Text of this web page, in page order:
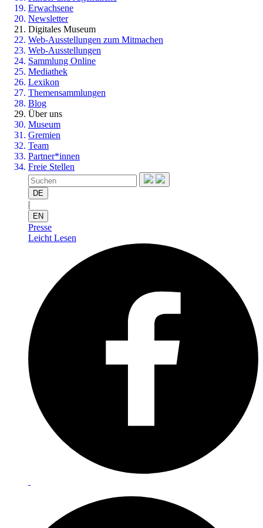
Erwachsene
Newsletter
Digitales Museum
Web-Ausstellungen zum Mitmachen
Web-Ausstellungen
Sammlung Online
Mediathek
Lexikon
Themensammlungen
Blog
Über uns
Museum
Gremien
Team
Partner*innen
Freie Stellen
DE
|
EN
Presse
Leicht Lesen